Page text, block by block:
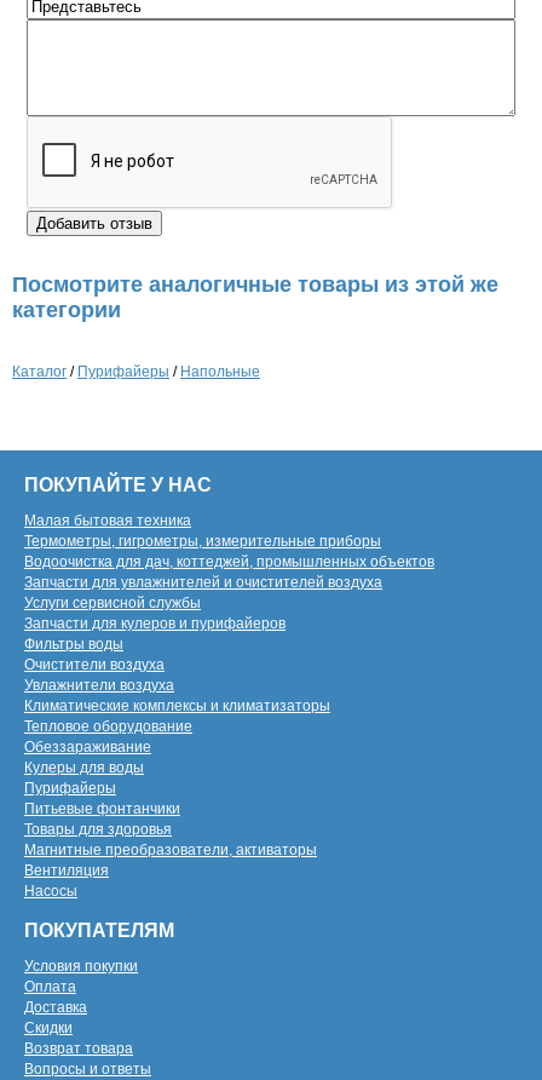
Посмотрите аналогичные товары из этой же
категории
Каталог / Пурифайеры / Напольные
ПОКУПАЙТЕ У НАС
Малая бытовая техника
Термометры, гигрометры, измерительные приборы
Водоочистка для дач, коттеджей, промышленных объектов
Запчасти для увлажнителей и очистителей воздуха
Услуги сервисной службы
Запчасти для кулеров и пурифайеров
Фильтры воды
Очистители воздуха
Увлажнители воздуха
Климатические комплексы и климатизаторы
Тепловое оборудование
Обеззараживание
Кулеры для воды
Пурифайеры
Питьевые фонтанчики
Товары для здоровья
Магнитные преобразователи, активаторы
Вентиляция
Насосы
ПОКУПАТЕЛЯМ
Условия покупки
Оплата
Доставка
Скидки
Возврат товара
Вопросы и ответы